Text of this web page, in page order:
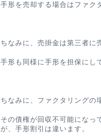
手形を売却する場合はファク
ちなみに、売掛金は第三者に
手形も同様に手形を担保にし
ちなみに、ファクタリングの
その債権が回収不可能になっ
が、手形割引は違います。